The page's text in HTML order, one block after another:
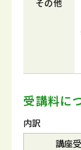
その他
受講料に
内訳
講座